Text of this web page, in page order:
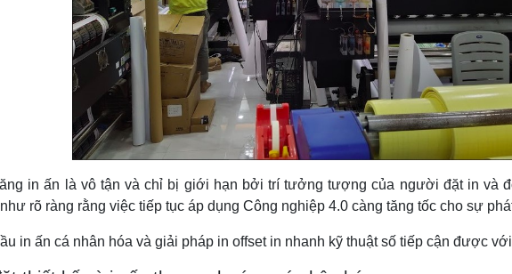
in ấn là vô tận và chỉ bị giới hạn bởi trí tưởng tượng của người đặt in và
rõ ràng rằng việc tiếp tục áp dụng Công nghiệp 4.0 càng tăng tốc cho sự
in ấn cá nhân hóa và giải pháp in offset in nhanh kỹ thuật số tiếp cận được